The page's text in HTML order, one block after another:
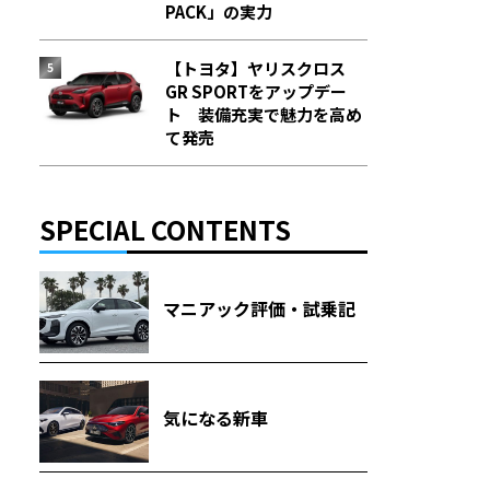
PACK」の実力
【トヨタ】ヤリスクロス
GR SPORTをアップデー
ト 装備充実で魅力を高め
て発売
SPECIAL CONTENTS
マニアック評価・試乗記
気になる新車